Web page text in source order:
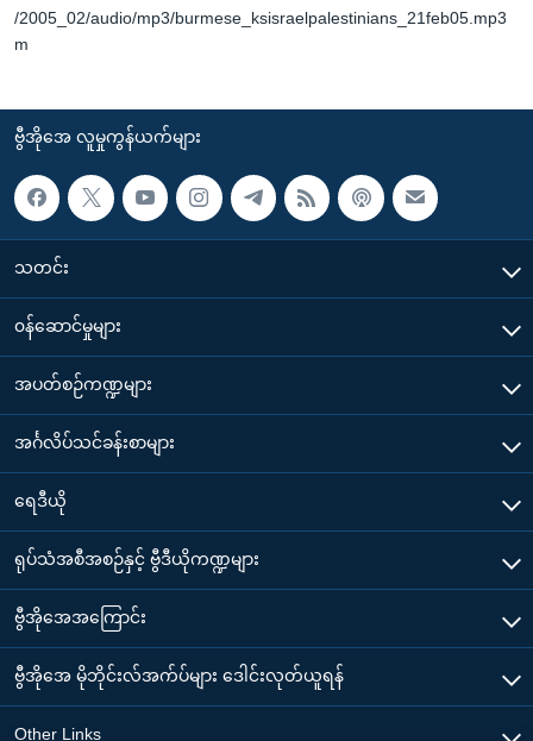
/2005_02/audio/mp3/burmese_ksisraelpalestinians_21feb05.mp3
m
ဗွီအိုအေ လူမှုကွန်ယက်များ
သတင်း
၀န်ဆောင်မှုများ
အပတ်စဉ်ကဏ္ဍများ
အင်္ဂလိပ်သင်ခန်းစာများ
ရေဒီယို
ရုပ်သံအစီအစဉ်နှင့် ဗွီဒီယိုကဏ္ဍများ
ဗွီအိုအေအကြောင်း
ဗွီအိုအေ မိုဘိုင်းလ်အက်ပ်များ ဒေါင်းလုတ်ယူရန်
Other Links